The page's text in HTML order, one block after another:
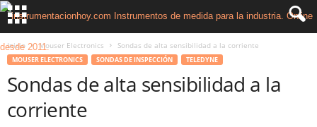
Inicio Mouser Electronics Sondas de alta sensibilidad a la corriente
MOUSER ELECTRONICS SONDAS DE INSPECCIÓN TELEDYNE
Sondas de alta sensibilidad a la
corriente